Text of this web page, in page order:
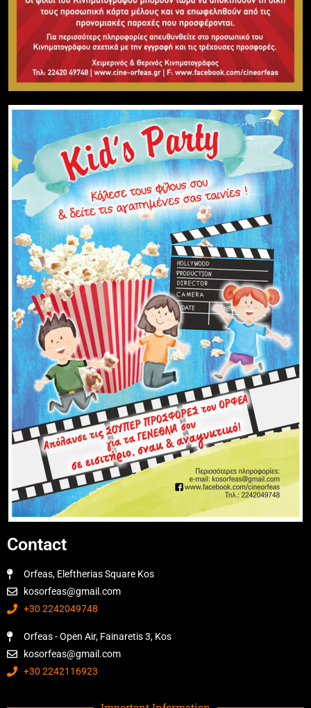
Contact
Orfeas, Eleftherias Square Kos
kosorfeas@gmail.com
+30 2242049748
Orfeas - Open Air, Fainaretis 3, Kos
kosorfeas@gmail.com
+30 2242116923